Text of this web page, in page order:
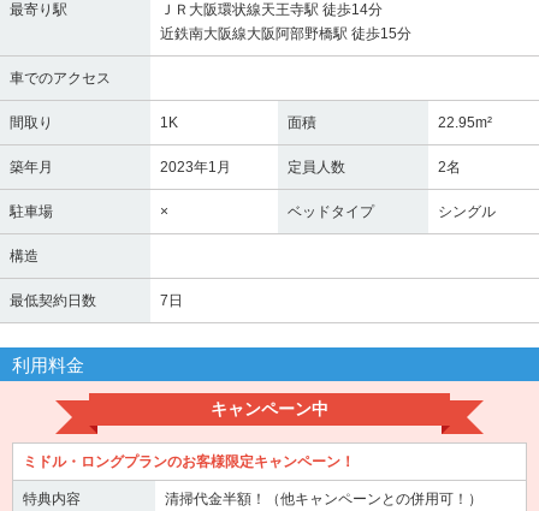
最寄り駅
ＪＲ大阪環状線天王寺駅 徒歩14分
近鉄南大阪線大阪阿部野橋駅 徒歩15分
車でのアクセス
間取り 1K 面積 22.95m²
築年月 2023年1月 定員人数 2名
駐車場 × ベッドタイプ シングル
構造
最低契約日数 7日
利用料金
キャンペーン中
ミドル・ロングプランのお客様限定キャンペーン！
特典内容 清掃代金半額！（他キャンペーンとの併用可！）